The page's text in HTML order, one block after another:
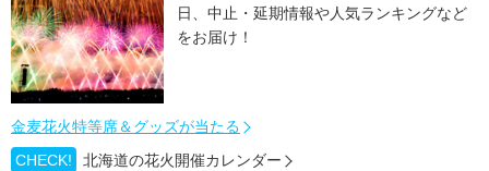
日、中止・延期情報や人気ランキングなど
をお届け！
金麦花火特等席＆グッズが当たる
CHECK!
北海道の花火開催カレンダー